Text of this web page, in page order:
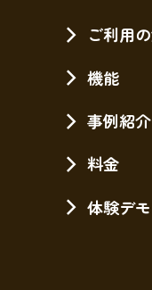
ご利用
機能
事例紹介
料金
体験デモ